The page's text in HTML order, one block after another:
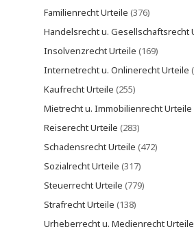
Familienrecht Urteile (376)
Handelsrecht u. Gesellschaftsrecht
Insolvenzrecht Urteile (169)
Internetrecht u. Onlinerecht Urteile
Kaufrecht Urteile (255)
Mietrecht u. Immobilienrecht Urteile
Reiserecht Urteile (283)
Schadensrecht Urteile (472)
Sozialrecht Urteile (317)
Steuerrecht Urteile (779)
Strafrecht Urteile (138)
Urheberrecht u. Medienrecht Urteile